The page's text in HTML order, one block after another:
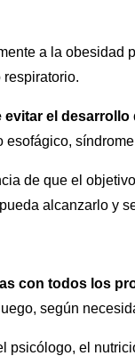
a la
respiratorio.
el
de que el
alcanzarlo y
con todos los
según
psicólogo, el